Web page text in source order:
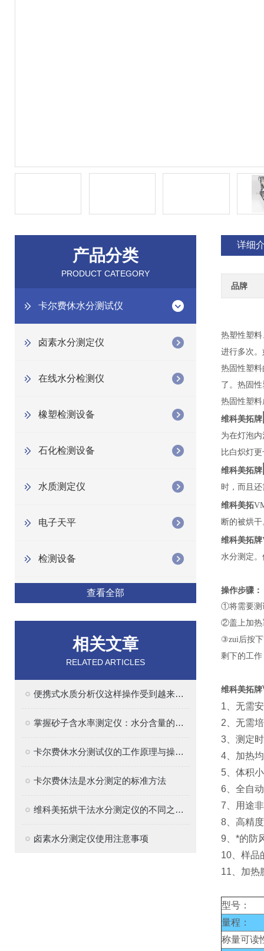
产品分类
PRODUCT CATEGORY
卡尔费休水分测试仪
卤素水分测定仪
在线水分检测仪
橡塑检测设备
石化检测设备
水质测定仪
电子天平
检测设备
查看全部
相关文章
RELATED ARTICLES
便携式水质分析仪这样操作受到越来越多青睐
掌握砂子含水率测定仪：水分含量的准确测量方法
卡尔费休水分测试仪的工作原理与操作指南
卡尔费休法是水分测定的标准方法
维科美拓烘干法水分测定仪的不同之处在哪里
卤素水分测定仪使用注意事项
详细
品牌
热塑性塑
进行多次
热固性塑
了。热固
热固性塑
维科美拓牌
为在灯泡
比白炽灯
维科美拓牌
时，而且
维科美拓
断的被烘
维科美拓牌
水分测定
操作步骤：
①将需要测
②盖上加热
③zui后按下
剩下的工
维科美拓牌
1、无需
2、无需
3、测定
4、加热
5、体积
6、全自
7、用途
8、高精
9、*的防
10、样品
11、加热
型号：
量程：
称量可读